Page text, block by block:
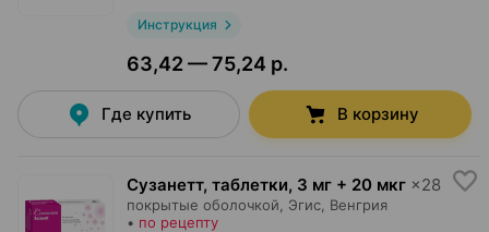
Инструкция
63,42 — 75,24 р.
Где купить В корзину
Сузанетт, таблетки, 3 мг + 20 мкг ×28
покрытые оболочкой, Эгис , Венгрия
• по рецепту